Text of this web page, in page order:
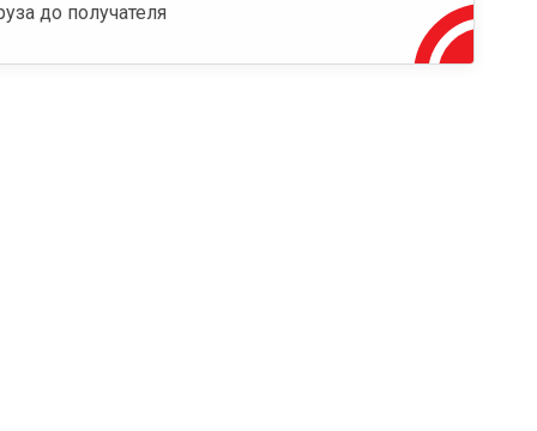
до получателя